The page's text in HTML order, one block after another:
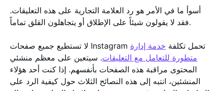
أسوأ ما في الأمر هو رد العلامة التجارية على هذه التعليقات.
فقد لا يقولون شيئاً على الإطلاق أو يتجاهلون القلق تماماً.
لا تستطيع جميع صفحات Instagram تحمل تكلفة خدمة إدارة
متطورة للتعامل مع التعليقات. سيتعين على معظم منشئي
المحتوى مراقبة هذه الصفحات بأنفسهم. إذا كنت أحد هؤلاء
المنشئين، انتبه إلى هذه النصائح الثلاث حول كيفية الرد على